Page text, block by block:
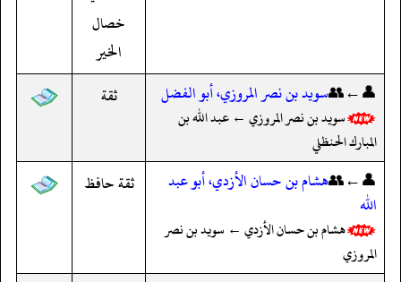
خصال
الخير
👤←👥سويد بن نصر المروزي، أبو الفضل
سويد بن نصر المروزي ← عبد الله بن
المبارك الحنظلي
ثقة
👤←👥هشام بن حسان الأزدي، أبو عبد
الله
هشام بن حسان الأزدي ← سويد بن نصر
المروزي
ثقة حافظ